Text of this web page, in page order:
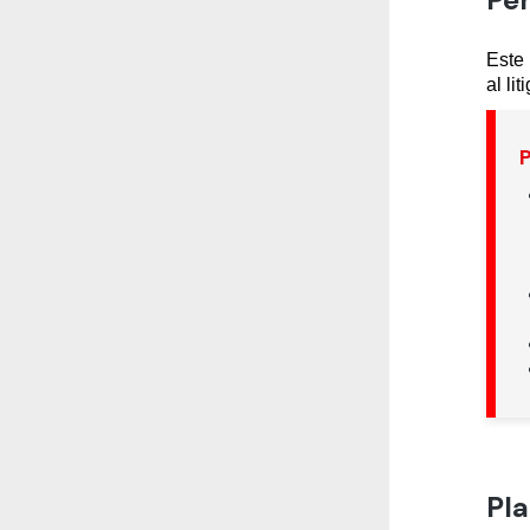
al